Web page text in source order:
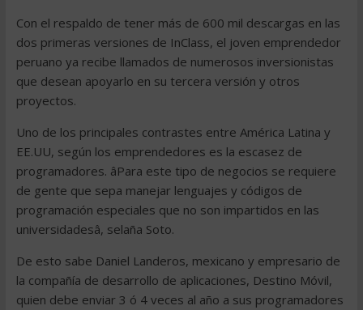
Con el respaldo de tener más de 600 mil descargas en las
dos primeras versiones de InClass, el joven emprendedor
peruano ya recibe llamados de numerosos inversionistas
que desean apoyarlo en su tercera versión y otros
proyectos.
Uno de los principales contrastes entre América Latina y
EE.UU, según los emprendedores es la escasez de
programadores. âPara este tipo de negocios se requiere
de gente que sepa manejar lenguajes y códigos de
programación especiales que no son impartidos en las
universidadesâ, selaña Soto.
De esto sabe Daniel Landeros, mexicano y empresario de
la compañía de desarrollo de aplicaciones, Destino Móvil,
quien debe enviar 3 ó 4 veces al año a sus programadores